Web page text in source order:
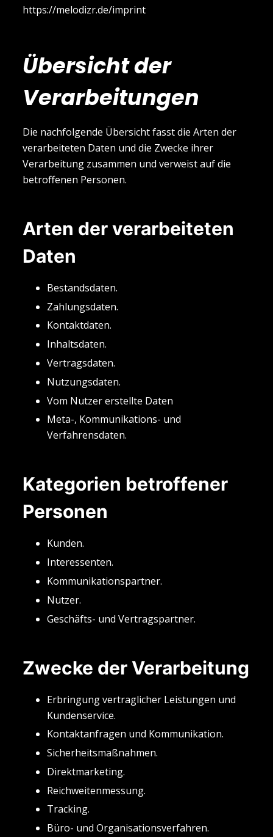
https://melodizr.de/imprint
Übersicht der
Verarbeitungen
Die nachfolgende Übersicht fasst die Arten der
verarbeiteten Daten und die Zwecke ihrer
Verarbeitung zusammen und verweist auf die
betroffenen Personen.
Arten der verarbeiteten
Daten
Bestandsdaten.
Zahlungsdaten.
Kontaktdaten.
Inhaltsdaten.
Vertragsdaten.
Nutzungsdaten.
Vom Nutzer erstellte Daten
Meta-, Kommunikations- und
Verfahrensdaten.
Kategorien betroffener
Personen
Kunden.
Interessenten.
Kommunikationspartner.
Nutzer.
Geschäfts- und Vertragspartner.
Zwecke der Verarbeitung
Erbringung vertraglicher Leistungen und
Kundenservice.
Kontaktanfragen und Kommunikation.
Sicherheitsmaßnahmen.
Direktmarketing.
Reichweitenmessung.
Tracking.
Büro- und Organisationsverfahren.